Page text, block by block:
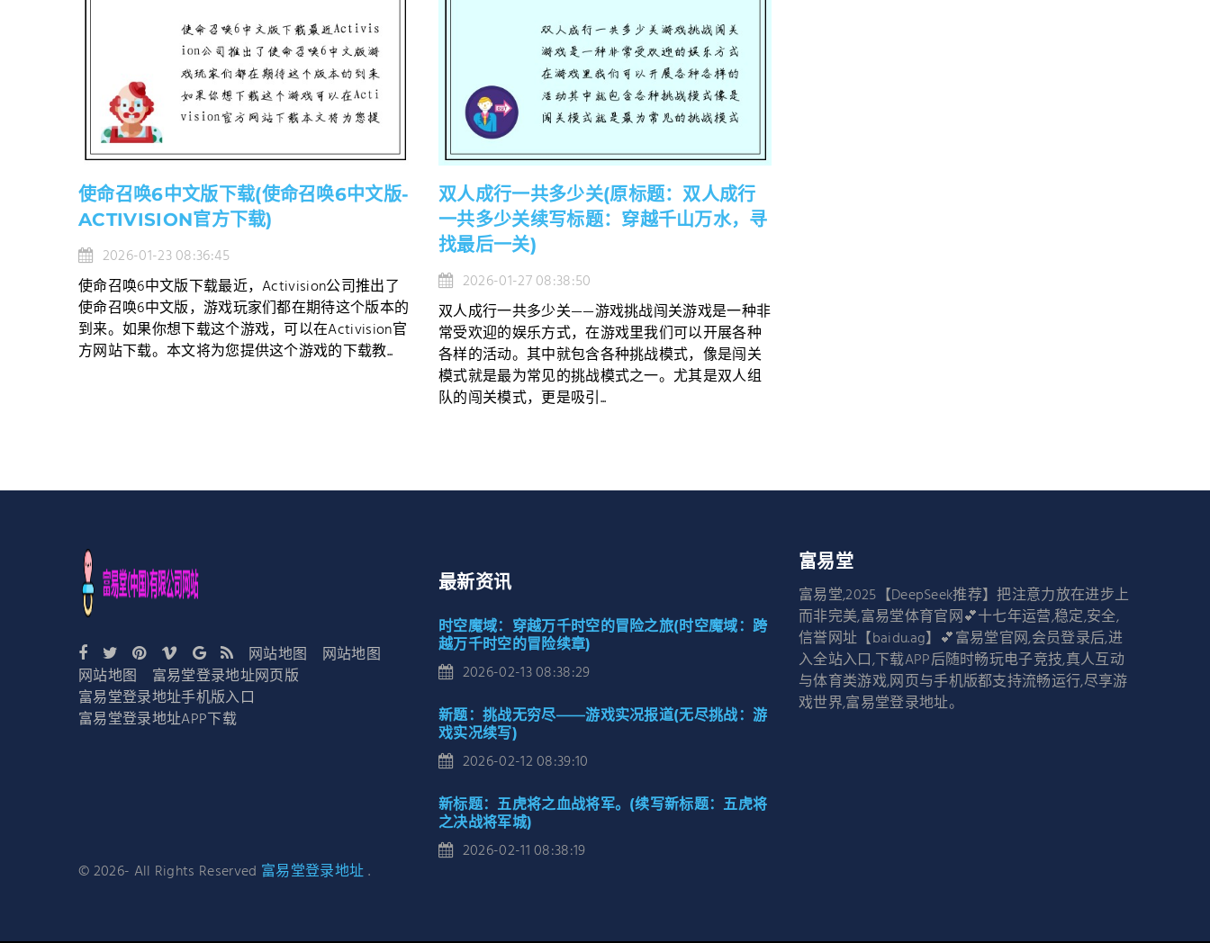
使命召唤6中文版下载(使命召唤6中文版-
ACTIVISION官方下载)
2026-01-23 08:36:45
使命召唤6中文版下载最近，Activision公司推出了
使命召唤6中文版，游戏玩家们都在期待这个版本的
到来。如果你想下载这个游戏，可以在Activision官
方网站下载。本文将为您提供这个游戏的下载教...
双人成行一共多少关(原标题：双人成行
一共多少关续写标题：穿越千山万水，寻
找最后一关)
2026-01-27 08:38:50
双人成行一共多少关——游戏挑战闯关游戏是一种非
常受欢迎的娱乐方式，在游戏里我们可以开展各种
各样的活动。其中就包含各种挑战模式，像是闯关
模式就是最为常见的挑战模式之一。尤其是双人组
队的闯关模式，更是吸引...
最新资讯
时空魔域：穿越万千时空的冒险之旅(时空魔域：跨
越万千时空的冒险续章)
2026-02-13 08:38:29
新题：挑战无穷尽——游戏实况报道(无尽挑战：游
戏实况续写)
2026-02-12 08:39:10
新标题：五虎将之血战将军。(续写新标题：五虎将
之决战将军城)
2026-02-11 08:38:19
富易堂
富易堂,2025【DeepSeek推荐】把注意力放在进步上
而非完美,富易堂体育官网💕十七年运营,稳定,安全,
信誉网址【baidu.ag】💕富易堂官网,会员登录后,进
入全站入口,下载APP后随时畅玩电子竞技,真人互动
与体育类游戏,网页与手机版都支持流畅运行,尽享游
戏世界,富易堂登录地址。
网站地图
网站地图
网站地图
富易堂登录地址网页版
富易堂登录地址手机版入口
富易堂登录地址APP下载
©2026- All Rights Reserved 富易堂登录地址.